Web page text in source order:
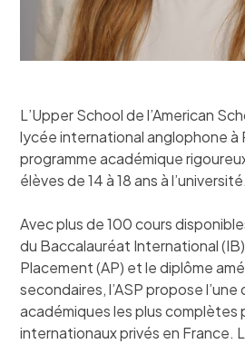
L’Upper School de l’American
lycée international anglophone à
programme académique
élèves de 14 à 18 ans à l’université.
Avec plus de 100 cours
du Baccalauréat International
Placement (AP) et le diplôme
secondaires, l’ASP propose
académiques les plus complètes
internationaux privés en France.